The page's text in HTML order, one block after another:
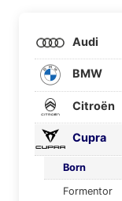
Audi
BMW
Citroën
Cupra
Born
Formentor